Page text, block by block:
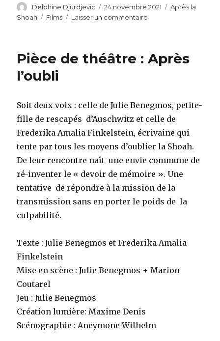
Auteur
Delphine Djurdjevic
Publié
le
24 novembre 2021 Catégories
Après la
Shoah
Étiquettes
Films Laisser un commentaire
Pingouin
Leclerc
par
Emécé
Pièce de théâtre : Après
l’oubli
Soit deux voix : celle de Julie Benegmos, petite-
fille de rescapés d’Auschwitz et celle de
Frederika Amalia Finkelstein, écrivaine qui
tente par tous les moyens d’oublier la Shoah.
De leur rencontre naît une envie commune de
ré-inventer le « devoir de mémoire ». Une
tentative de répondre à la mission de la
transmission sans en porter le poids de la
culpabilité.
Texte : Julie Benegmos et Frederika Amalia
Finkelstein
Mise en scène : Julie Benegmos + Marion
Coutarel
Jeu : Julie Benegmos
Création lumière: Maxime Denis
Scénographie : Aneymone Wilhelm